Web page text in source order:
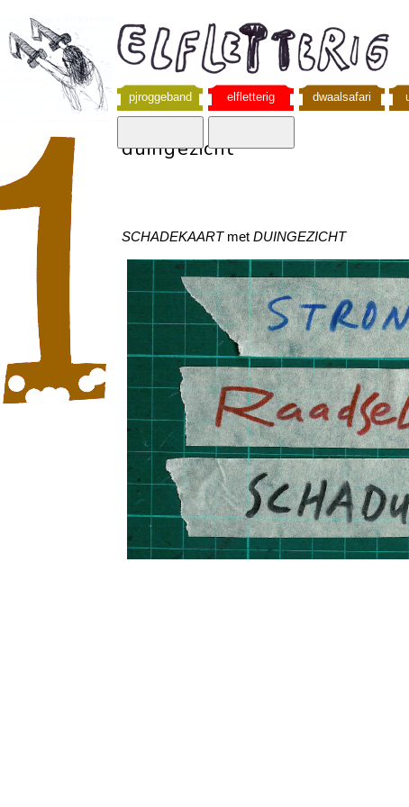
pjroggeband elfletterig dwaalsafari
duingezicht
SCHADEKAARTmet DUINGEZICHT